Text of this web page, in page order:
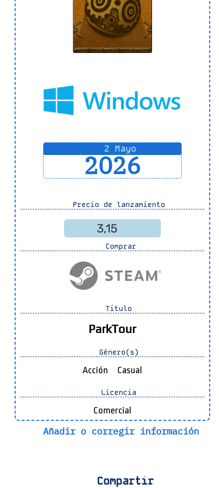
2 Mayo
2026
Precio de lanzamiento
3,15
Comprar
Título
ParkTour
Género(s)
Acción Casual
Licencia
Comercial
Añadir o corregir información
Compartir